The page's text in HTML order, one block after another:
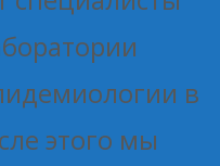
в
этого мы